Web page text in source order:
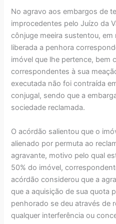
No agravo aos embargos de
improcedentes pelo Juízo da
cônjuge meeira sustentou, em
liberada a penhora
imóvel que lhe pertence, bem
correspondentes à sua
executada não foi contraída
conjugal, sendo que a
sociedade reclamada.
O acórdão salientou que o
alienado por permuta ao
agravante, motivo pelo qual
50% do imóvel,
acórdão considerou que a
que a aquisição de sua quota
penhorado se deu através de
qualquer interferência ou